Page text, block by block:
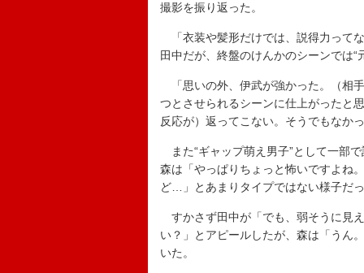
撮影を振り返った。
「衣装や髪形だけでは、説得力って
田中だが、終盤のけんかのシーンでは“
「思いの外、伊武が強かった。（相
つとさせられるシーンに仕上がったと
反応が）返ってこない。そうでもなか
また“ギャップ萌え男子”として一部
森は「やっぱりちょっと怖いですよね
ど…」とあまりタイプではない様子だ
すかさず田中が「でも、弱そうに見
い？」とアピールしたが、森は「うん
いた。